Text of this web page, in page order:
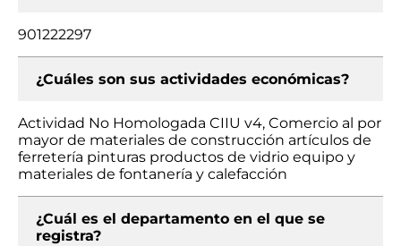
901222297
¿Cuáles son sus actividades económicas?
Actividad No Homologada CIIU v4, Comercio al por
mayor de materiales de construcción artículos de
ferretería pinturas productos de vidrio equipo y
materiales de fontanería y calefacción
¿Cuál es el departamento en el que se
registra?